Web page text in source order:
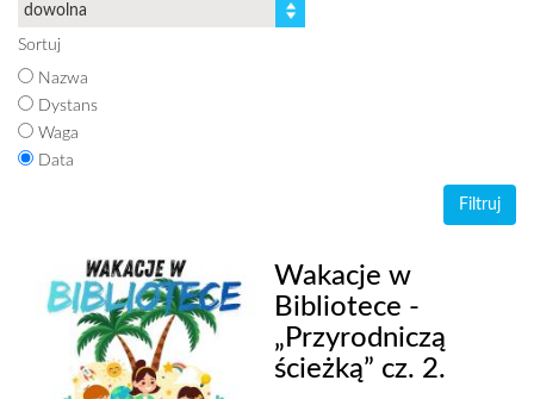
Sortuj
Nazwa
Dystans
Waga
Data
Wakacje w
Bibliotece -
„Przyrodniczą
ścieżką” cz. 2.